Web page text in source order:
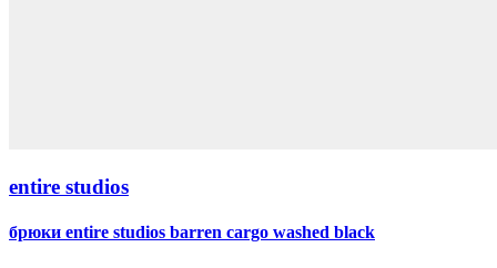
entire studios
брюки entire studios barren cargo washed black